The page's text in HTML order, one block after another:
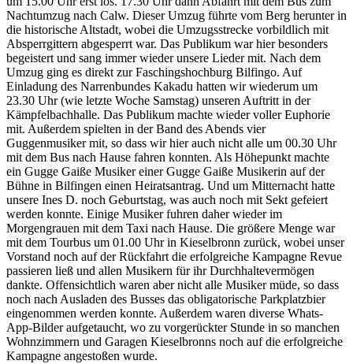
Nachtumzug nach Calw. Dieser Umzug führte vom Berg herunter in
die historische Altstadt, wobei die Umzugsstrecke vorbildlich mit
Absperrgittern abgesperrt war. Das Publikum war hier besonders
begeistert und sang immer wieder unsere Lieder mit. Nach dem
Umzug ging es direkt zur Faschingshochburg Bilfingo. Auf
Einladung des Narrenbundes Kakadu hatten wir wiederum um
23.30 Uhr (wie letzte Woche Samstag) unseren Auftritt in der
Kämpfelbachhalle. Das Publikum machte wieder voller Euphorie
mit. Außerdem spielten in der Band des Abends vier
Guggenmusiker mit, so dass wir hier auch nicht alle um 00.30 Uhr
mit dem Bus nach Hause fahren konnten. Als Höhepunkt machte
ein Gugge Gaiße Musiker einer Gugge Gaiße Musikerin auf der
Bühne in Bilfingen einen Heiratsantrag. Und um Mitternacht hatte
unsere Ines D. noch Geburtstag, was auch noch mit Sekt gefeiert
werden konnte. Einige Musiker fuhren daher wieder im
Morgengrauen mit dem Taxi nach Hause. Die größere Menge war
mit dem Tourbus um 01.00 Uhr in Kieselbronn zurück, wobei unser
Vorstand noch auf der Rückfahrt die erfolgreiche Kampagne Revue
passieren ließ und allen Musikern für ihr Durchhaltevermögen
dankte. Offensichtlich waren aber nicht alle Musiker müde, so dass
noch nach Ausladen des Busses das obligatorische Parkplatzbier
eingenommen werden konnte. Außerdem waren diverse Whats-
App-Bilder aufgetaucht, wo zu vorgerückter Stunde in so manchen
Wohnzimmern und Garagen Kieselbronns noch auf die erfolgreiche
Kampagne angestoßen wurde.